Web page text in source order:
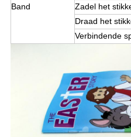
Band
Zadel het
Draad het
Verbindende